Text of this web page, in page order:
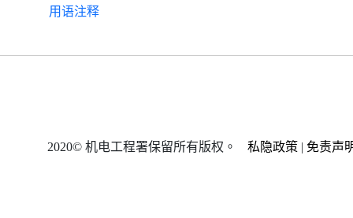
用语注释
2020© 机电工程署保留所有版权。 私隐政策 | 免责声